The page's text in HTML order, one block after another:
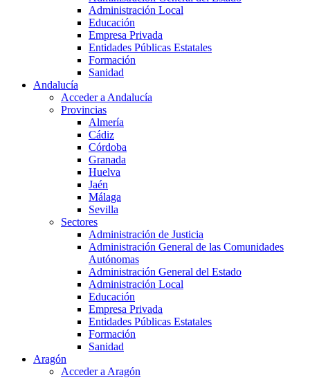
Administración Local
Educación
Empresa Privada
Entidades Públicas Estatales
Formación
Sanidad
Andalucía
Acceder a Andalucía
Provincias
Almería
Cádiz
Córdoba
Granada
Huelva
Jaén
Málaga
Sevilla
Sectores
Administración de Justicia
Administración General de las Comunidades
Autónomas
Administración General del Estado
Administración Local
Educación
Empresa Privada
Entidades Públicas Estatales
Formación
Sanidad
Aragón
Acceder a Aragón